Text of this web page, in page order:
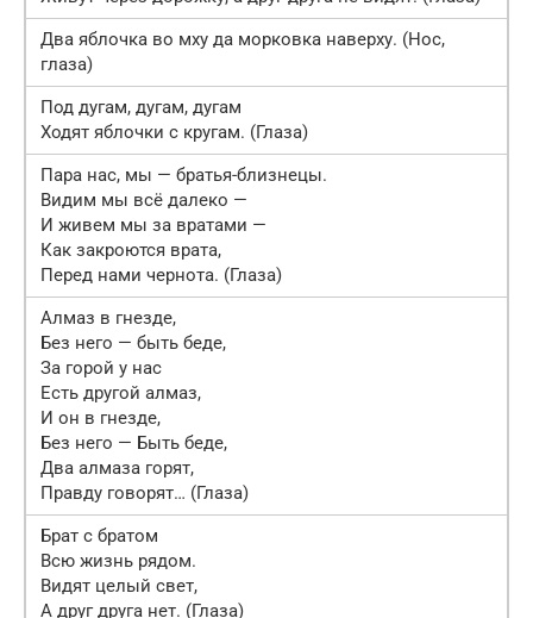
Два яблочка во мху да морковка наверху. (Нос,
глаза)
Под дугам, дугам, дугам
Ходят яблочки с кругам. (Глаза)
Пара нас, мы — братья-близнецы.
Видим мы всё далеко —
И живем мы за вратами —
Как закроются врата,
Перед нами чернота. (Глаза)
Алмаз в гнезде,
Без него — быть беде,
За горой у нас
Есть другой алмаз,
И он в гнезде,
Без него — Быть беде,
Два алмаза горят,
Правду говорят… (Глаза)
Брат с братом
Всю жизнь рядом.
Видят целый свет,
А друг друга нет. (Глаза)